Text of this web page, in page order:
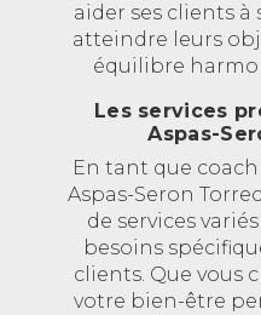
aider ses clients à
atteindre leurs
équilibre
Les services
Aspas-
En tant que coach
Aspas-Seron
de services
besoins
clients. Que vous
votre bien-être